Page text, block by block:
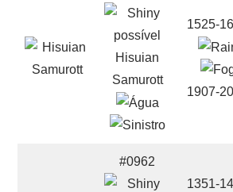
Hisuian
Samurott
1525-
1907-
#0962
1351-